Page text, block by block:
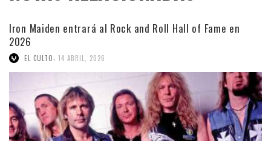
Iron Maiden entrará al Rock and Roll Hall of Fame en
2026
EL CULTO, 14 ABRIL, 2026